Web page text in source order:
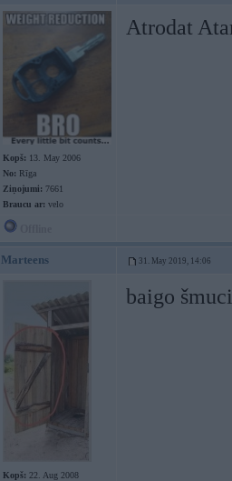
Kopš: 13. May 2006
No: Rīga
Ziņojumi: 7661
Braucu ar: velo
Atrodat
Marteens 31. May 2019, 14:06
Kopš: 22. Aug 2008
baigo